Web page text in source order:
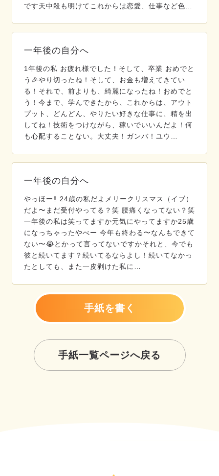
です天中殺も明けてこれからは恋愛、仕事など色…
一年後の自分へ
1年後の私 お疲れ様でした！そして、卒業 おめでと
う🎉やり切ったね！そして、お金も増えてきてい
る！それで、前よりも、綺麗になったね！おめでと
う！今まで、学んできたから、これからは、アウト
プット、どんどん、やりたい好きな仕事に、精を出
してね！技術をつけながら、稼いでいいんだよ！何
も心配することない。大丈夫！ガンバ！ユウ…
一年後の自分へ
やっほー‼️ 24歳の私だよメリークリスマス（イブ）
だよ〜まだ受付やってる？笑 腰痛くなってない？笑
一年後の私は笑ってますか元気にやってますか25歳
になっちゃったやべー 今年も終わる〜なんもできて
ない〜😭とかって言ってないですかそれと、今でも
彼と続いてます？続いてるならよし！続いてなかっ
たとしても、また一皮剥けた私に…
手紙を書く
手紙一覧ページへ戻る